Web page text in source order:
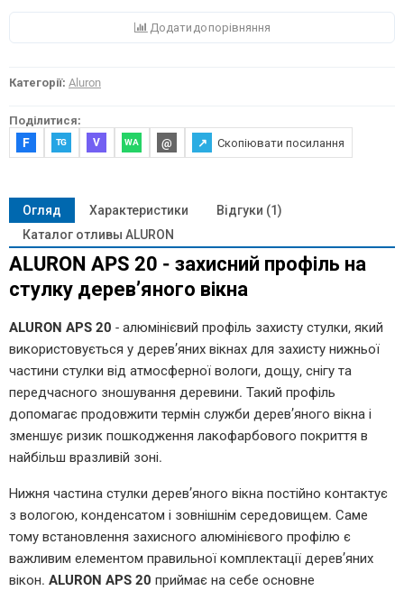
Додати до порівняння
Категорії: Aluron
Поділитися:
F TG V WA @ ↗ Скопіювати посилання
Огляд Характеристики
Відгуки (1)
Каталог отливы ALURON
ALURON APS 20 - захисний профіль на
стулку дерев’яного вікна
ALURON APS 20 - алюмінієвий профіль захисту стулки, який
використовується у дерев’яних вікнах для захисту нижньої
частини стулки від атмосферної вологи, дощу, снігу та
передчасного зношування деревини. Такий профіль
допомагає продовжити термін служби дерев’яного вікна і
зменшує ризик пошкодження лакофарбового покриття в
найбільш вразливій зоні.
Нижня частина стулки дерев’яного вікна постійно контактує
з вологою, конденсатом і зовнішнім середовищем. Саме
тому встановлення захисного алюмінієвого профілю є
важливим елементом правильної комплектації дерев’яних
вікон. ALURON APS 20 приймає на себе основне